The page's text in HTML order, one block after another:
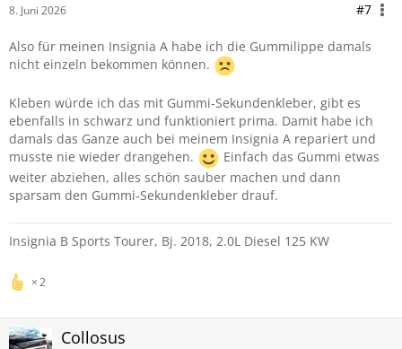
8. Juni 2026 #7
Also für meinen Insignia A habe ich die Gummilippe damals
nicht einzeln bekommen können.
Kleben würde ich das mit Gummi-Sekundenkleber, gibt es
ebenfalls in schwarz und funktioniert prima. Damit habe ich
damals das Ganze auch bei meinem Insignia A repariert und
musste nie wieder drangehen.
Einfach das Gummi etwas
weiter abziehen, alles schön sauber machen und dann
sparsam den Gummi-Sekundenkleber drauf.
Insignia B Sports Tourer, Bj. 2018, 2.0L Diesel 125 KW
2
Collosus